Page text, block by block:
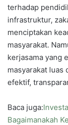
terhadap
infrastruktur,
menciptakan
masyarakat.
kerjasama yang
masyarakat luas
efektif,
Baca juga:
Bagaimanakah